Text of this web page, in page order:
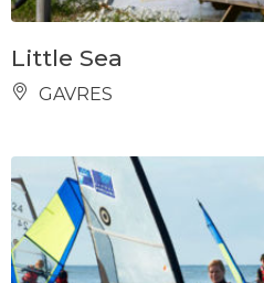
Little Sea
GAVRES